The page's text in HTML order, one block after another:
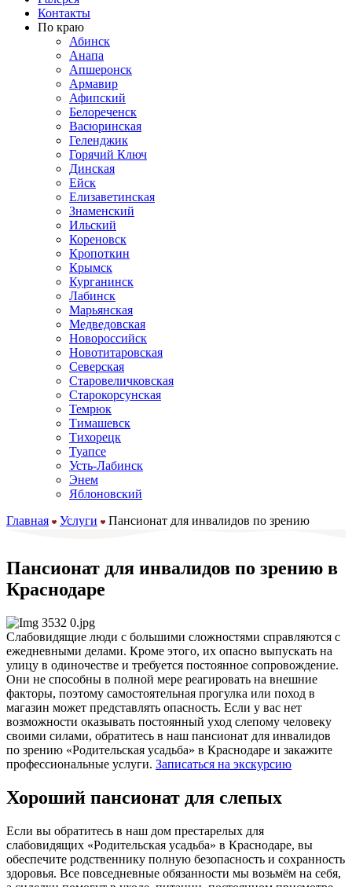
Контакты
По краю
Абинск
Анапа
Апшеронск
Армавир
Афипский
Белореченск
Васюринская
Геленджик
Горячий Ключ
Динская
Ейск
Елизаветинская
Знаменский
Ильский
Кореновск
Кропоткин
Крымск
Курганинск
Лабинск
Марьянская
Медведовская
Новороссийск
Новотитаровская
Северская
Старовеличковская
Старокорсунская
Темрюк
Тимашевск
Тихорецк
Туапсе
Усть-Лабинск
Энем
Яблоновский
Главная
Услуги Пансионат для инвалидов по зрению
Пансионат для инвалидов по зрению в
Краснодаре
Слабовидящие люди с большими сложностями справляются с
ежедневными делами. Кроме этого, их опасно выпускать на
улицу в одиночестве и требуется постоянное сопровождение.
Они не способны в полной мере реагировать на внешние
факторы, поэтому самостоятельная прогулка или поход в
магазин может представлять опасность. Если у вас нет
возможности оказывать постоянный уход слепому человеку
своими силами, обратитесь в наш пансионат для инвалидов
по зрению «Родительская усадьба» в Краснодаре и закажите
профессиональные услуги. Записаться на экскурсию
Хороший пансионат для слепых
Если вы обратитесь в наш дом престарелых для
слабовидящих «Родительская усадьба» в Краснодаре, вы
обеспечите родственнику полную безопасность и сохранность
здоровья. Все повседневные обязанности мы возьмём на себя,